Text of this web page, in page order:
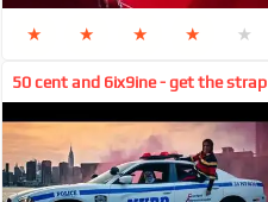
★ ★ ★ ★ ★
50 cent and 6ix9ine - get the strap